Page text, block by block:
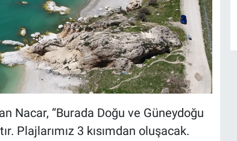
Nacar, “Burada Doğu ve Güneydoğu
Plajlarımız 3 kısımdan oluşacak.